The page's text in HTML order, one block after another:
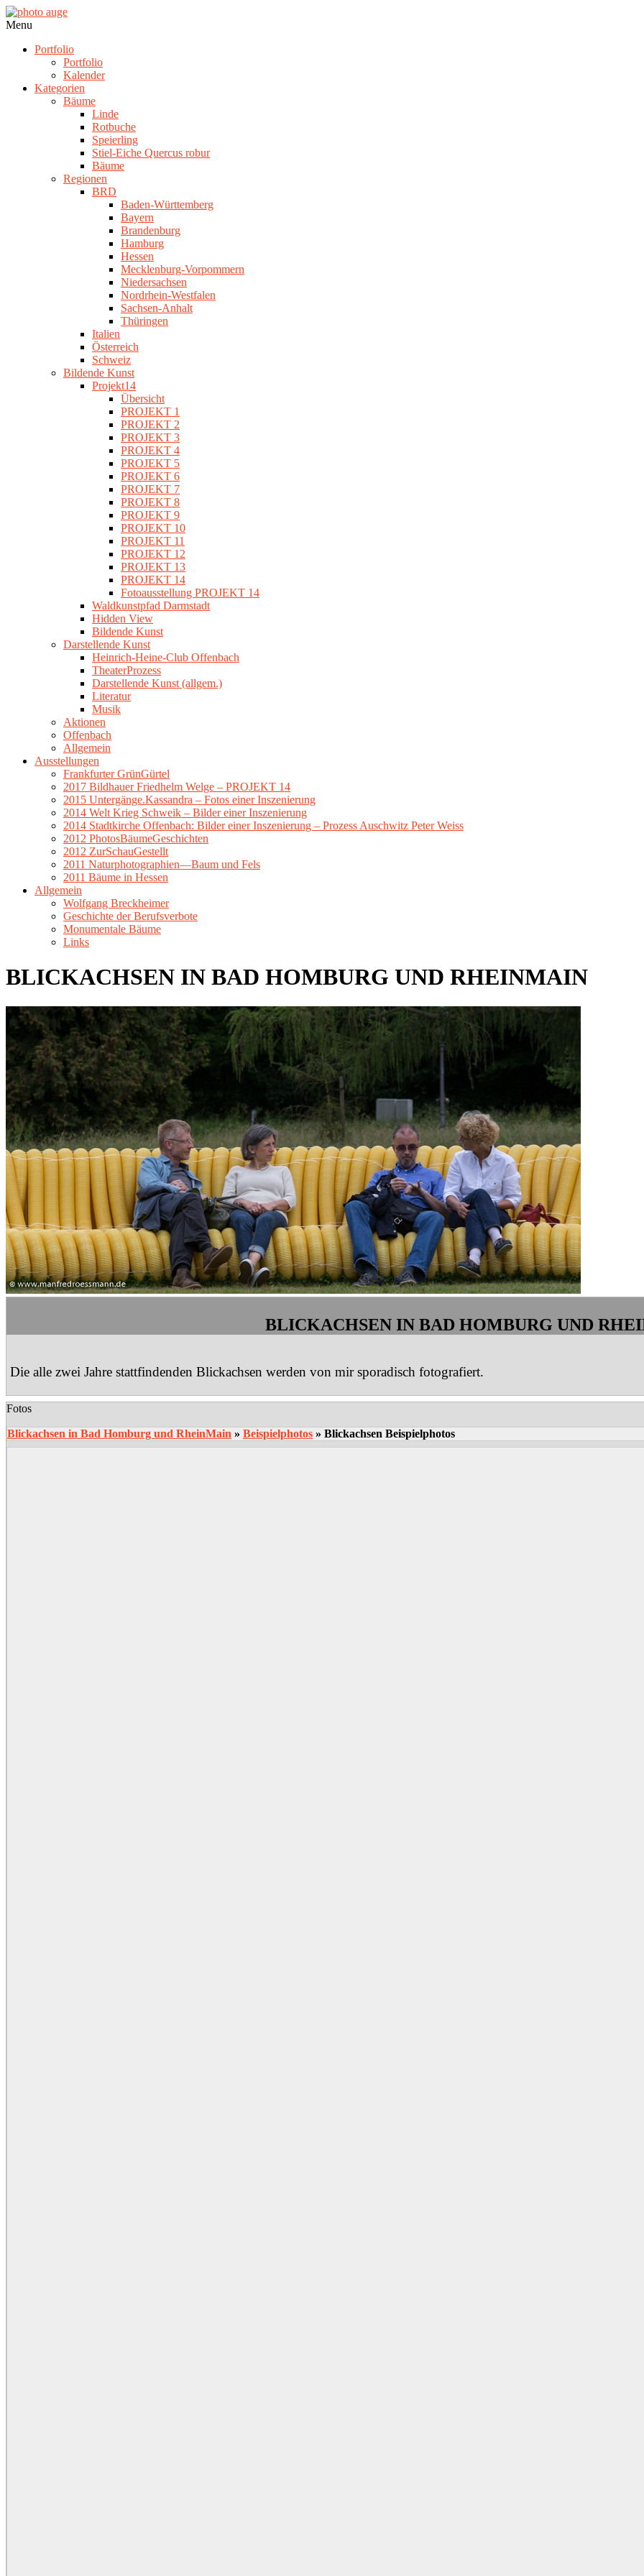
Skip
to
photo
Navigation
Menu
Portfolio
Portfolio
Kalender
Kategorien
Bäume
Linde
Rotbuche
Speierling
Stiel-Eiche Quercus robur
Bäume
Regionen
BRD
Baden-Württemberg
Bayern
Brandenburg
Hamburg
Hessen
Mecklenburg-Vorpommern
Niedersachsen
Nordrhein-Westfalen
Sachsen-Anhalt
Thüringen
Italien
Österreich
Schweiz
Bildende Kunst
Projekt14
Übersicht
PROJEKT 1
PROJEKT 2
PROJEKT 3
PROJEKT 4
PROJEKT 5
PROJEKT 6
PROJEKT 7
PROJEKT 8
PROJEKT 9
PROJEKT 10
PROJEKT 11
PROJEKT 12
PROJEKT 13
PROJEKT 14
Fotoausstellung PROJEKT 14
Waldkunstpfad Darmstadt
Hidden View
Bildende Kunst
Darstellende Kunst
Heinrich-Heine-Club Offenbach
TheaterProzess
Darstellende Kunst (allgem.)
Literatur
Musik
Aktionen
Offenbach
Allgemein
Ausstellungen
Frankfurter GrünGürtel
2017 Bildhauer Friedhelm Welge – PROJEKT 14
2015 Untergänge.Kassandra – Fotos einer Inszenierung
2014 Welt Krieg Schweik – Bilder einer Inszenierung
2014 Stadtkirche Offenbach: Bilder einer Inszenierung – Prozess Auschwitz Peter Weiss
2012 PhotosBäumeGeschichten
2012 ZurSchauGestellt
2011 Naturphotographien—Baum und Fels
2011 Bäume in Hessen
Allgemein
Wolfgang Breckheimer
Geschichte der Berufsverbote
Monumentale Bäume
Links
BLICKACHSEN IN BAD HOMBURG UND RHEINMAIN
BLICKACHSEN IN BAD HOMBURG UND
Die alle zwei Jahre stattfindenden Blickachsen werden von mir sporadisch fotografiert.
Fotos
Blickachsen in Bad Homburg und RheinMain » Beispielphotos » Blickachsen Beispielphotos